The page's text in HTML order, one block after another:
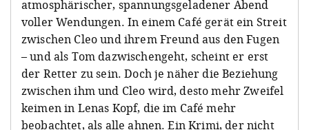
atmosphärischer, spannungsgeladener Abend
voller Wendungen. In einem Café gerät ein Streit
zwischen Cleo und ihrem Freund aus den Fugen
– und als Tom dazwischengeht, scheint er erst
der Retter zu sein. Doch je näher die Beziehung
zwischen ihm und Cleo wird, desto mehr Zweifel
keimen in Lenas Kopf, die im Café mehr
beobachtet, als alle ahnen. Ein Krimi, der nicht